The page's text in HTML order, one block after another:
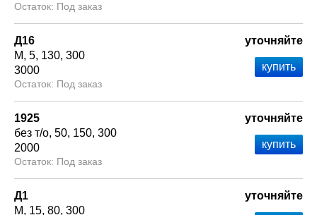
Под заказ
Д16
М 5 130 300
3000
Под заказ
уточняйте
1925
без т/о 50 150 300
2000
Под заказ
уточняйте
Д1
М
15 80 300
уточняйте